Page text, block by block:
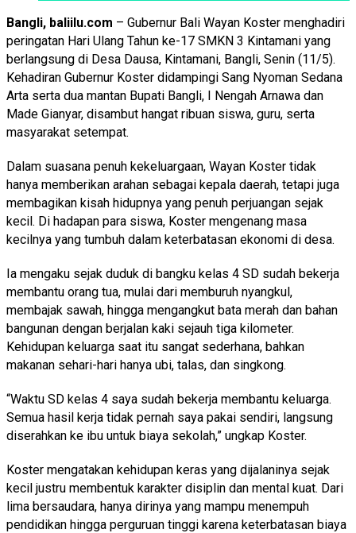
Bangli, baliilu.com – Gubernur Bali Wayan Koster menghadiri
peringatan Hari Ulang Tahun ke-17 SMKN 3 Kintamani yang
berlangsung di Desa Dausa, Kintamani, Bangli, Senin (11/5).
Kehadiran Gubernur Koster didampingi Sang Nyoman Sedana
Arta serta dua mantan Bupati Bangli, I Nengah Arnawa dan
Made Gianyar, disambut hangat ribuan siswa, guru, serta
masyarakat setempat.
Dalam suasana penuh kekeluargaan, Wayan Koster tidak
hanya memberikan arahan sebagai kepala daerah, tetapi juga
membagikan kisah hidupnya yang penuh perjuangan sejak
kecil. Di hadapan para siswa, Koster mengenang masa
kecilnya yang tumbuh dalam keterbatasan ekonomi di desa.
Ia mengaku sejak duduk di bangku kelas 4 SD sudah bekerja
membantu orang tua, mulai dari memburuh nyangkul,
membajak sawah, hingga mengangkut bata merah dan bahan
bangunan dengan berjalan kaki sejauh tiga kilometer.
Kehidupan keluarga saat itu sangat sederhana, bahkan
makanan sehari-hari hanya ubi, talas, dan singkong.
“Waktu SD kelas 4 saya sudah bekerja membantu keluarga.
Semua hasil kerja tidak pernah saya pakai sendiri, langsung
diserahkan ke ibu untuk biaya sekolah,” ungkap Koster.
Koster mengatakan kehidupan keras yang dijalaninya sejak
kecil justru membentuk karakter disiplin dan mental kuat. Dari
lima bersaudara, hanya dirinya yang mampu menempuh
pendidikan hingga perguruan tinggi karena keterbatasan biaya